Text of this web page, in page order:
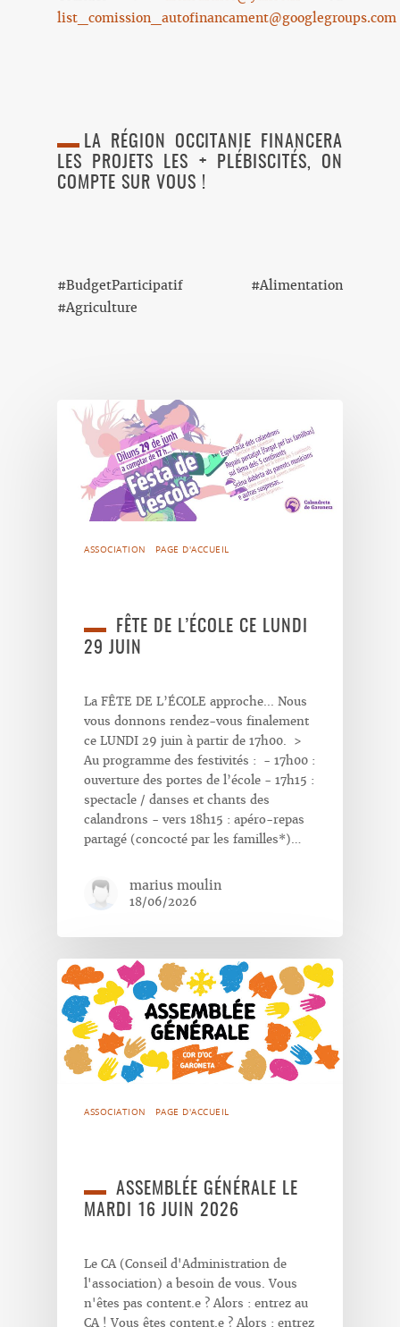
list_comission_autofinancament@googlegroups.com
LA RÉGION OCCITANIE FINANCERA
LES PROJETS LES + PLÉBISCITÉS, ON
COMPTE SUR VOUS !
#BudgetParticipatif #Alimentation
#Agriculture
ASSOCIATION PAGE D'ACCUEIL
FÊTE DE L’ÉCOLE CE LUNDI
29 JUIN
La FÊTE DE L’ÉCOLE approche... Nous
vous donnons rendez-vous finalement
ce LUNDI 29 juin à partir de 17h00. >
Au programme des festivités : - 17h00 :
ouverture des portes de l’école - 17h15 :
spectacle / danses et chants des
calandrons - vers 18h15 : apéro-repas
partagé (concocté par les familles*)…
marius moulin
18/06/2026
ASSOCIATION PAGE D'ACCUEIL
ASSEMBLÉE GÉNÉRALE LE
MARDI 16 JUIN 2026
Le CA (Conseil d'Administration de
l'association) a besoin de vous. Vous
n'êtes pas content.e ? Alors : entrez au
CA ! Vous êtes content.e ? Alors : entrez